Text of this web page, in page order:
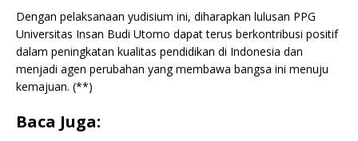
Dengan pelaksanaan yudisium ini, diharapkan lulusan PPG
Universitas Insan Budi Utomo dapat terus berkontribusi positif
dalam peningkatan kualitas pendidikan di Indonesia dan
menjadi agen perubahan yang membawa bangsa ini menuju
kemajuan. (**)
Baca Juga: